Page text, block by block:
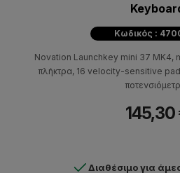
Κωδικός :
Novation Launchkey mini 37 MK4,
πλήκτρα, 16 velocity-sensitive
145,30
Διαθέσιμο για